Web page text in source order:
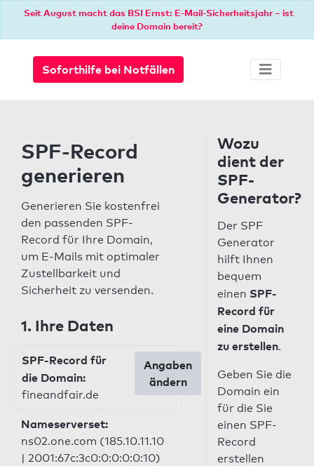
Seit August macht das BSI Ernst: E-Mail-Sicherheitsjahr – ist
deine Domain bereit?
Soforthilfe bei Notfällen
SPF-Record
generieren
Generieren Sie kostenfrei
den passenden SPF-
Record für Ihre Domain,
um E-Mails mit optimaler
Zustellbarkeit und
Sicherheit zu versenden.
1. Ihre Daten
SPF-Record für
die Domain:
fineandfair.de
Angaben
ändern
Nameserverset:
ns02.one.com (185.10.11.10
| 2001:67c:3c0:0:0:0:0:10)
Wozu
dient der
SPF-
Generator?
Der SPF
Generator
hilft Ihnen
bequem
einen SPF-
Record für
eine Domain
zu erstellen.
Geben Sie die
Domain ein
für die Sie
einen SPF-
Record
erstellen